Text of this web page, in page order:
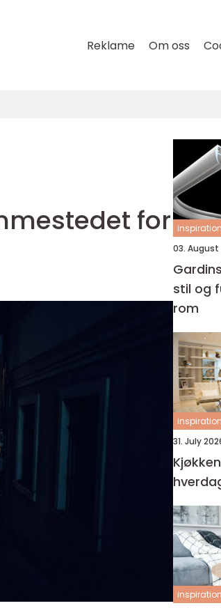
Reklame Om oss
for
inspiration
03. August
stil og
rom
inspiration
31. July
inspiration